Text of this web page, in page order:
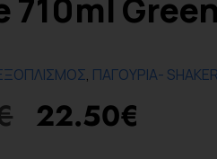
710ml Green
, ΠΑΓΟΥΡΙΑ- SHAKER
22.50€